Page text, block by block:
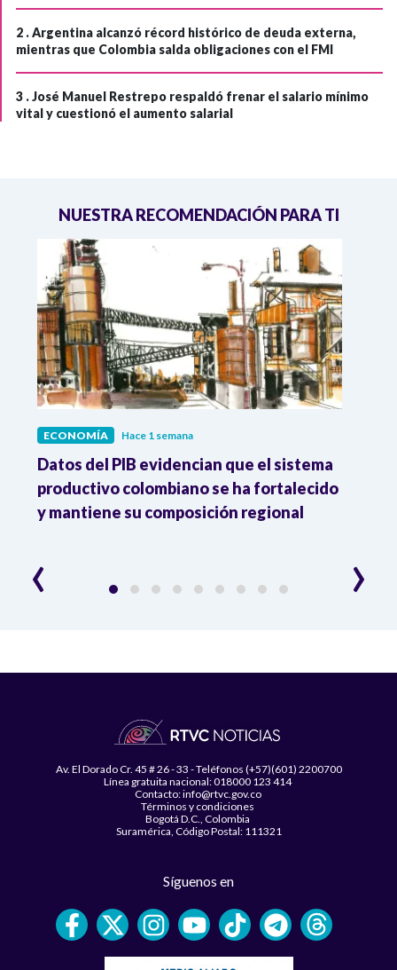
2 .Argentina alcanzó récord histórico de deuda externa,
mientras que Colombia salda obligaciones con el FMI
3 .José Manuel Restrepo respaldó frenar el salario mínimo
vital y cuestionó el aumento salarial
NUESTRA RECOMENDACIÓN PARA TI
ECONOMÍA Hace 1 semana
Datos del PIB evidencian que el sistema
productivo colombiano se ha fortalecido
y mantiene su composición regional
‹ ›
Av. El Dorado Cr. 45 # 26 - 33 - Teléfonos (+57)(601) 2200700
Línea gratuita nacional: 018000 123 414
Contacto: info@rtvc.gov.co
Términos y condiciones
Bogotá D.C., Colombia
Suramérica, Código Postal: 111321
Síguenos en